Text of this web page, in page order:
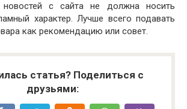
с сайта не должна носить
характер. Лучше всего подавать
как рекомендацию или совет.
статья? Поделиться с
друзьями: